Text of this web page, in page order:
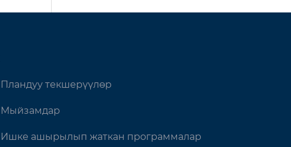
Пландуу текшерүүлөр
Мыйзамдар
Ишке ашырылып жаткан программалар